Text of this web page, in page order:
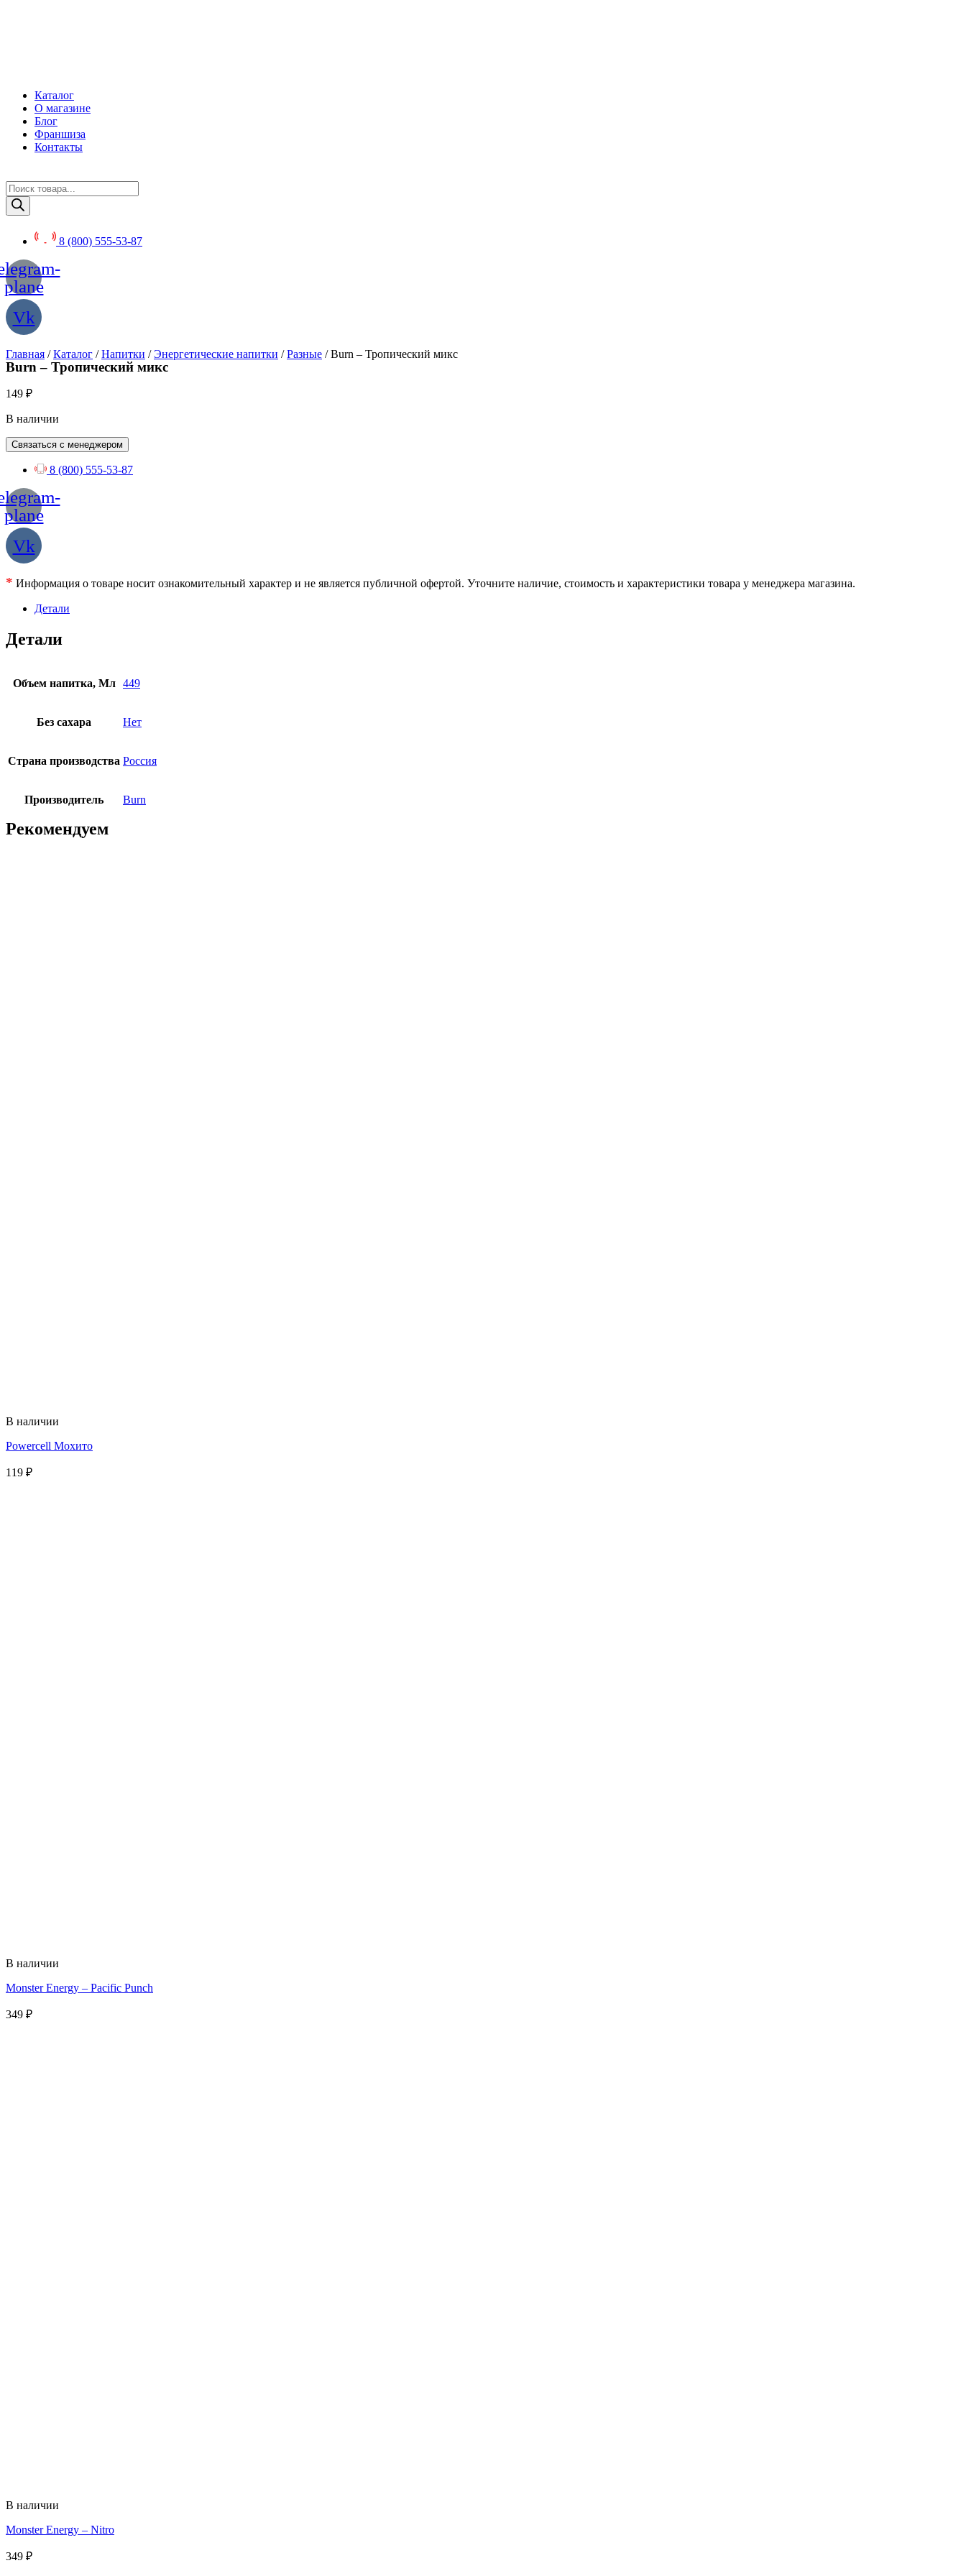
Каталог
О магазине
Блог
Франшиза
Контакты
Поиск
товаров
8 (800) 555-53-87
plane
Vk
Главная /Каталог /Напитки /Энергетические напитки /Разные / Burn – Тропический микс
Burn – Тропический микс
149 ₽
В наличии
Связаться с менеджером
8 (800) 555-53-87
plane
Vk
* Информация о товаре носит ознакомительный характер и не является публичной офертой. Уточните наличие, стоимость и характеристики товара у менеджера магазина.
Детали
Детали
Объем напитка, Мл 449
Без сахара Нет
Страна производства Россия
Производитель Burn
Рекомендуем
В наличии
Powercell Мохито
119 ₽
В наличии
Monster Energy – Pacific Punch
349 ₽
В наличии
Monster Energy – Nitro
349 ₽